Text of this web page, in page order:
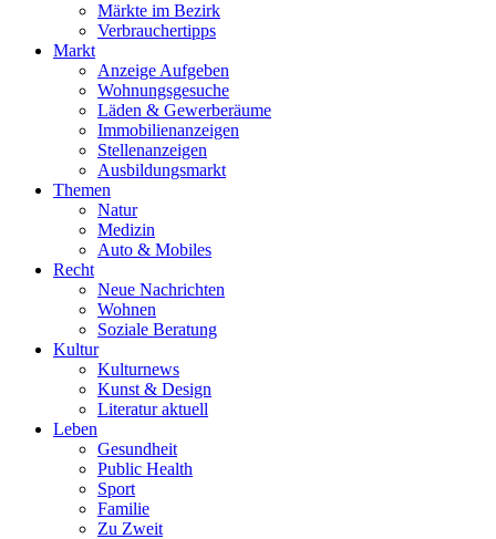
Märkte im Bezirk
Verbrauchertipps
Markt
Anzeige Aufgeben
Wohnungsgesuche
Läden & Gewerberäume
Immobilienanzeigen
Stellenanzeigen
Ausbildungsmarkt
Themen
Natur
Medizin
Auto & Mobiles
Recht
Neue Nachrichten
Wohnen
Soziale Beratung
Kultur
Kulturnews
Kunst & Design
Literatur aktuell
Leben
Gesundheit
Public Health
Sport
Familie
Zu Zweit